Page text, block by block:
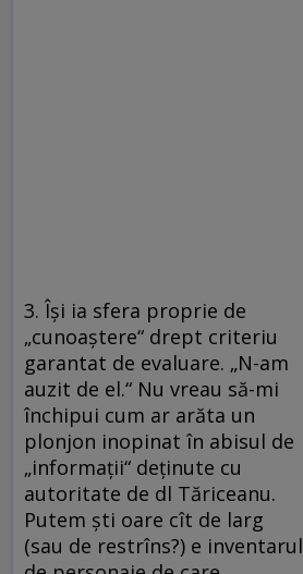
3. Îşi ia sfera proprie de
„cunoaştere“ drept criteriu
garantat de evaluare. „N-am
auzit de el.“ Nu vreau să-mi
închipui cum ar arăta un
plonjon inopinat în abisul de
„informaţii“ deţinute cu
autoritate de dl Tăriceanu.
Putem şti oare cît de larg
(sau de restrîns?) e inventarul